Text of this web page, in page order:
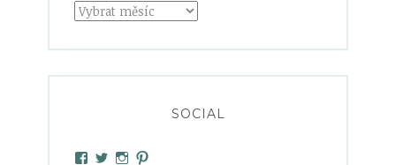
Archivy
SOCIAL
ViewViewView